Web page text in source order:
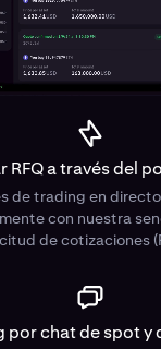
RFQ a través del
de trading en
con nuestra
de cotizaciones
por chat de spot y